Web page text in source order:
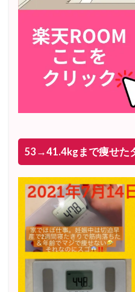
53→41.4kgまで痩せた